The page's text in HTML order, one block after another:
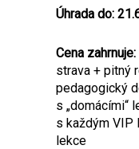
Úhrada do:
Cena zahrnuje:
strava + pitný
pedagogický
s „domácími“
s každým VIP
lekce